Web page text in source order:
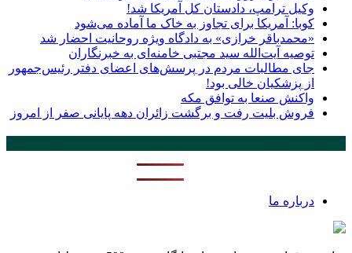
وکیل ترامپ، دادستان کل آمریکا شد!
کوبا: آمریکا برای تجاوز به خاک ما آماده می‌شود
«محمدباقر خرازی» به دادگاه ویژه روحانیت احضار شد
توصیه آیت‌الله سید مجتبی خامنه‌ای به خبرنگاران
جای مطالبات مردم در پرسش‌های اعضای دفتر رئیس‌جمهور
از پزشکیان خالی بود!
واکنش صنعا به توافق مکه
فروش بلیت رفت و برگشت زائران دهه پایانی صفر از امروز
درباره ما